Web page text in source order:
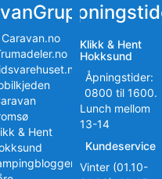
Caravan.no
& Hent
Klikk & Hent
Hokksund
Åpningstider:
0800 til 1600.
Lunch mellom
13-14
Kundeservice
Vinter (01.10-